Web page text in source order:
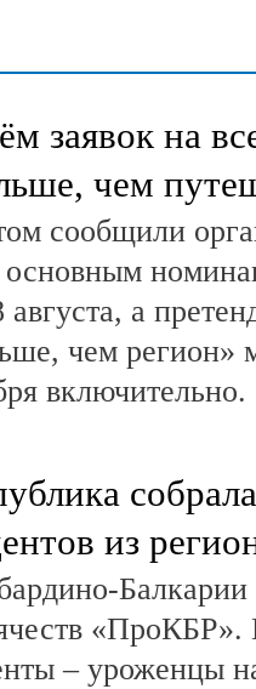
заявок на
чем
сообщили
августа, а
чем регион»
включительно.
из
«ПроКБР».
– уроженцы